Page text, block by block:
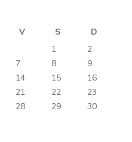
V S
D
1
2
7 8
9
14 15
16
21 22
23
28 29
30